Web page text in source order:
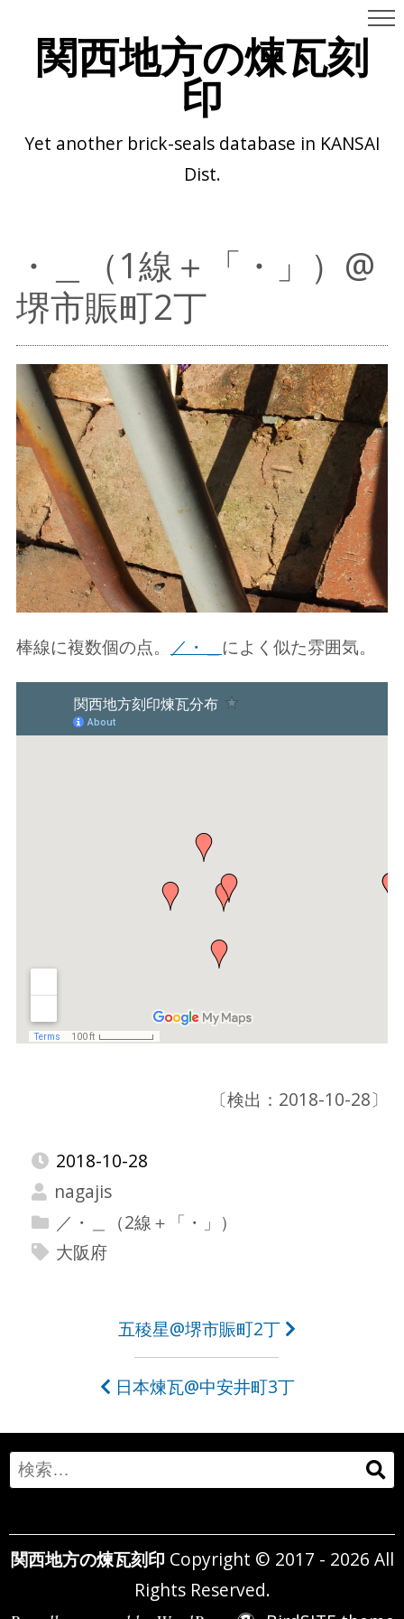
関西地方の煉瓦刻
印
Yet another brick-seals database in KANSAI
Dist.
・＿（1線＋「・」）@
堺市賑町2丁
棒線に複数個の点。 ／・＿ によく似た雰囲気。
〔検出：2018-10-28〕
2018-10-28
nagajis
／・＿（2線＋「・」）
大阪府
ビ
ゲ
ー
シ
ョ
五稜星@堺市賑町2丁
日本煉瓦@中安井町3丁
Search
for:
関西地方の煉瓦刻印 Copyright © 2017 - 2026 All
Rights Reserved.